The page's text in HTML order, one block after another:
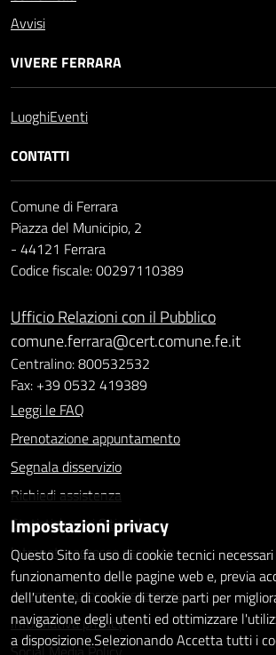
Avvisi
VIVERE FERRARA
LuoghiEventi
CONTATTI
Comune di Ferrara
Piazza del Municipio, 2
- 44121 Ferrara
Codice fiscale: 00297110389
Ufficio Relazioni con il Pubblico
comune.ferrara@cert.comune.fe.it
Centralino: 800532532
Fax: +39 0532 419389
Leggi le FAQ
Prenotazione appuntamento
Segnala disservizio
Richiedi assistenza
Statistiche dei Siti web
Intranet - accesso riservato
Amministrazione trasparente
Informativa privacy
Impostazioni privacy
Questo Sito fa uso di cookie tecnici
funzionamento delle pagine web e, previa
dell'utente, di cookie di terze parti per
navigazione degli utenti ed ottimizzare
a disposizione.Selezionando Accetta tutti i